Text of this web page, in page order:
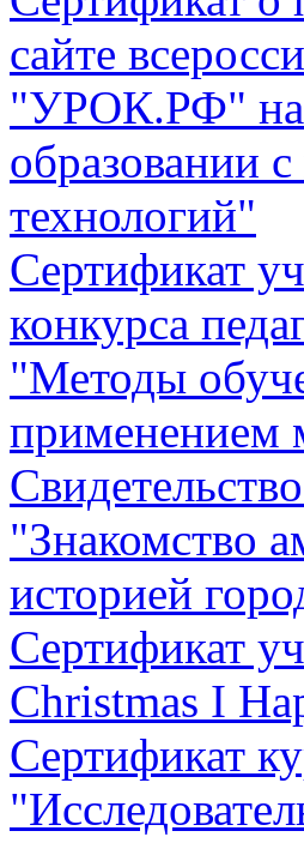
сайте
"УРОК.РФ" на
образовании
технологий"
Сертификат
конкурса
"Методы
применением
"Знакомство
историей
Сертификат
Christmas I
Сертификат